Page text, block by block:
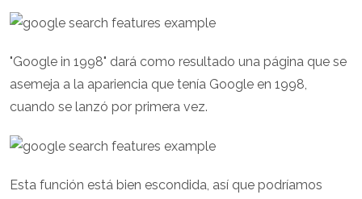
"Google in 1998" dará como resultado una página que se
asemeja a la apariencia que tenía Google en 1998,
cuando se lanzó por primera vez.
Esta función está bien escondida, así que podríamos